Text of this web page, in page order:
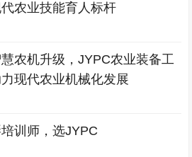
农业技能育人标杆
农机升级，JYPC农业装备工
现代农业机械化发展
训师，选JYPC